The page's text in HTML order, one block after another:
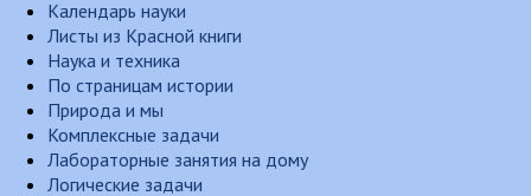
Календарь науки
Листы из Красной книги
Наука и техника
По страницам истории
Природа и мы
Комплексные задачи
Лабораторные занятия на дому
Логические задачи